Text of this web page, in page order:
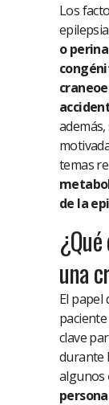
Los
o
temas
de la
una
El papel
clave
durante
algunos